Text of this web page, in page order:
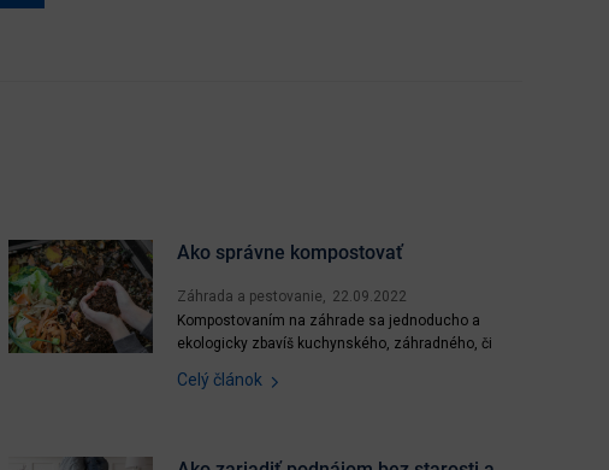
Ako správne kompostovať
Záhrada a pestovanie
22.09.2022
Kompostovaním na záhrade sa jednoducho a
ekologicky zbavíš kuchynského, záhradného, či
odvoz a získaš kvalitný kompost, ktorý prospeje
humusové látky prospešné...
Celý článok